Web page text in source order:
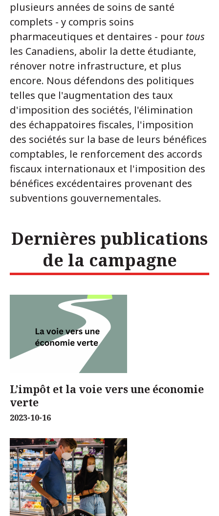
plusieurs années de soins de santé
complets - y compris soins
pharmaceutiques et dentaires - pour tous
les Canadiens, abolir la dette étudiante,
rénover notre infrastructure, et plus
encore. Nous défendons des politiques
telles que l'augmentation des taux
d'imposition des sociétés, l'élimination
des échappatoires fiscales, l'imposition
des sociétés sur la base de leurs bénéfices
comptables, le renforcement des accords
fiscaux internationaux et l'imposition des
bénéfices excédentaires provenant des
subventions gouvernementales.
Dernières publications
de la campagne
L’impôt et la voie vers une économie
verte
2023-10-16